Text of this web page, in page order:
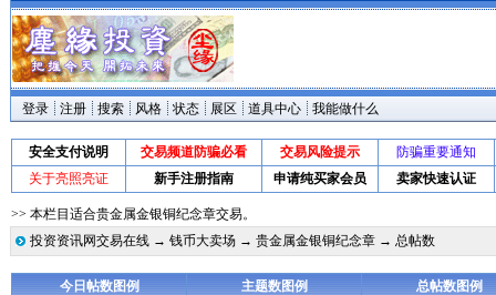
登录 注册 搜索 风格 状态 展区 道具中心 我能做什么
安全支付说明 交易频道防骗必看 交易风险提示
防骗重要通知
关于亮照亮证
新手注册指南 申请纯买家会员 卖家快速认证
>> 本栏目适合贵金属金银铜纪念章交易。
投资资讯网交易在线→ 钱币大卖场→ 贵金属金银铜纪念章→ 总帖数
今日帖数图例 主题数图例
总帖数图例